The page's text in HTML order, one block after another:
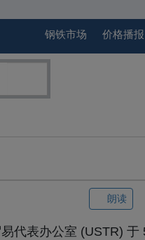
钢铁市场 价格播报
朗读
代表办公室 (USTR) 于